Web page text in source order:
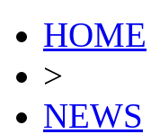
HOME
>
NEWS